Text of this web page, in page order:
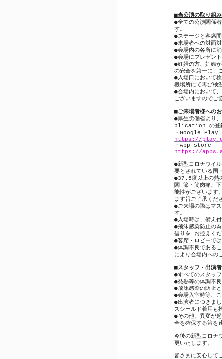
■当公演の取り組
●全ての公演関係
す。
●ステージと客席
●来場者への対面
●会場内の各所に
●会場にプレゼント
●妊婦の方、妊娠
の安全を第一に、
● 入場口において
機場所にて再び検
●会場内において
ございますのでご
■ご来場者様への
●厚生労働省より
plication の登
・ Google Play
https://
・ App Store
https://
●新型コロナウイ
要とされている国
●37.5 度以上の熱
関
節・筋肉痛、
能性がございます
ます旨ご了承くだ
●ご来場の際はマ
す。
● 入場時は、備え
●飛沫感染防止の
借りを
お控えく
●客席・ロビーで
●体調不良である
により会場内への
■スタッフ・出演
●すべてのスタッ
●発熱等の体調不
●飛沫感染の防止
●会場入室時等、
●出演者につきま
スシールド着用も
●その他、異変が
全を確保する策を
今後の新型コロナ
更いたします。
皆さまに安心して